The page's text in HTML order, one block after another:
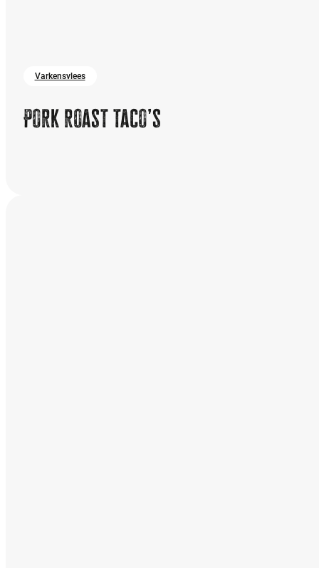
Varkensvlees
Pork roast taco’s